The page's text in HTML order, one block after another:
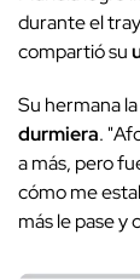
durante el
compartió su
Su hermana
durmiera.
a más, pero
cómo me
más le pase y